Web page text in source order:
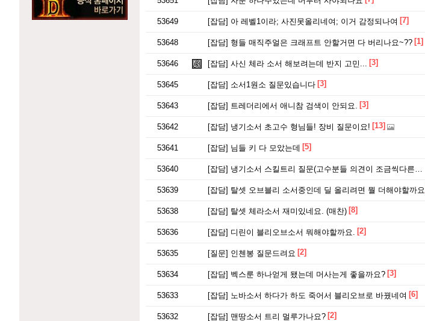
53649 [잡담] 아 레벨1이라; 사진못올리네여; 이거 감정되나여 [7]
53648 [잡담] 형들 매직주얼은 크래프트 안할거면 다 버리나요~?? [1]
53646 [잡담] 사신 체라 소서 해보려는데 반지 고민... [3]
53645 [잡담] 소서1원소 질문있습니다 [3]
53643 [잡담] 트레더리에서 애니참 검색이 안되요. [3]
53642 [잡담] 냉기소서 초고수 형님들! 장비 질문이요! [13]
53641 [잡담] 님들 키 다 모았는데 [5]
53640 [잡담] 냉기소서 스킬트리 질문(고수분들 의견이 조금씩다른것 같아서ㅠ)
53639 [잡담] 탈셋 오브블리 소서중인데 딜 올리려면 뭘 더해야할까요
53638 [잡담] 탈셋 체라소서 재미있네요. (매찬) [8]
53636 [잡담] 디린이 블리오브소서 뭐해야할까요. [2]
53635 [질문] 인첸봉 질문드려요 [2]
53634 [잡담] 벡스룬 하나얻게 됐는데 머사는게 좋을까요? [3]
53633 [잡담] 노바소서 하다가 하도 죽어서 블리오브로 바꿨네여 [6]
53632 [잡담] 맨땅소서 트리 멀루가나요? [2]